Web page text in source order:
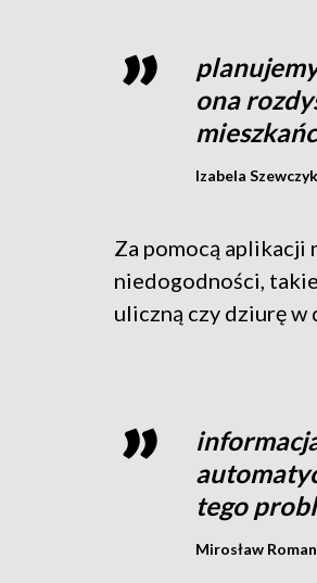
ona
Izabela
Za pomocą aplikacji
niedogodności, takie
uliczną czy dziurę w
tego
Mirosław